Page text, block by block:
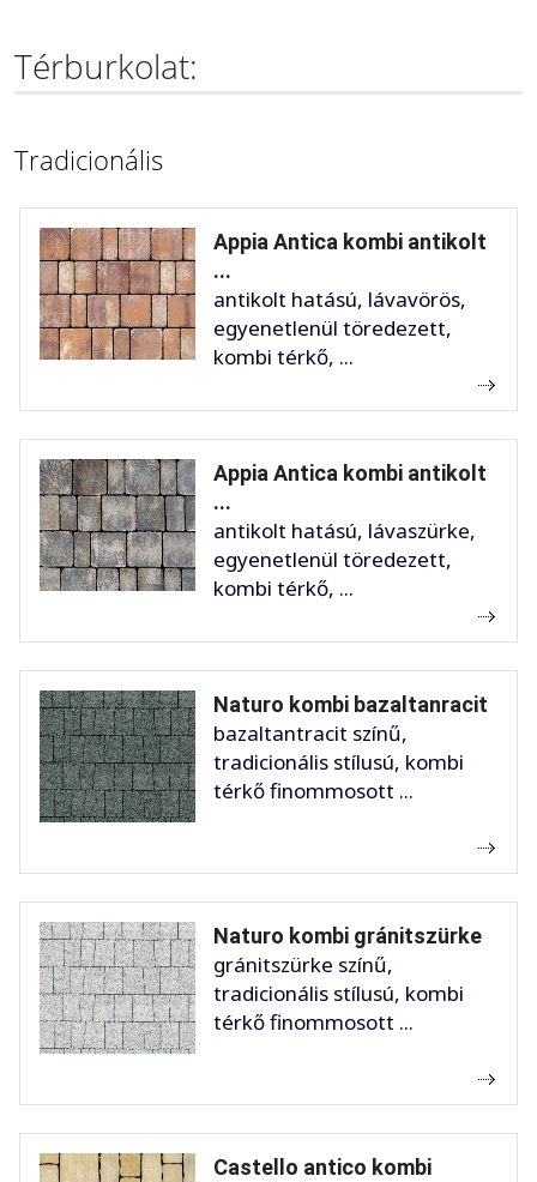
Térburkolat:
Tradicionális
Appia Antica kombi antikolt
...
antikolt hatású, lávavörös,
egyenetlenül töredezett,
kombi térkő, ...
Appia Antica kombi antikolt
...
antikolt hatású, lávaszürke,
egyenetlenül töredezett,
kombi térkő, ...
Naturo kombi bazaltanracit
bazaltantracit színű,
tradicionális stílusú, kombi
térkő finommosott ...
Naturo kombi gránitszürke
gránitszürke színű,
tradicionális stílusú, kombi
térkő finommosott ...
Castello antico kombi